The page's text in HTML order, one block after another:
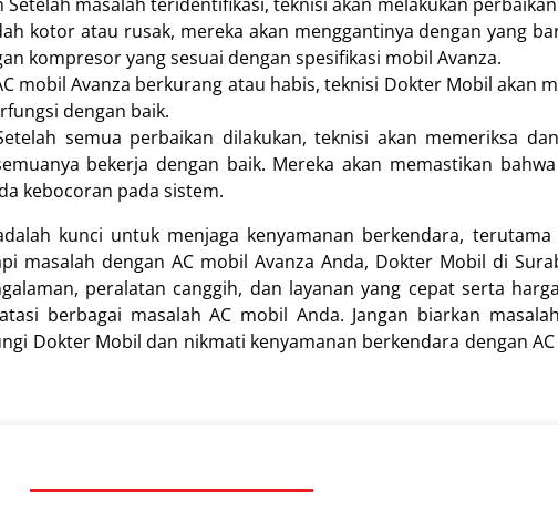
kotor atau rusak, mereka akan menggantinya dengan yang
kompresor yang sesuai dengan spesifikasi mobil Avanza.
mobil Avanza berkurang atau habis, teknisi Dokter Mobil akan
dengan baik.
semua perbaikan dilakukan, teknisi akan memeriksa
bekerja dengan baik. Mereka akan memastikan
kebocoran pada sistem.
kunci untuk menjaga kenyamanan berkendara,
masalah dengan AC mobil Avanza Anda, Dokter Mobil di
peralatan canggih, dan layanan yang cepat serta
berbagai masalah AC mobil Anda. Jangan biarkan
Dokter Mobil dan nikmati kenyamanan berkendara dengan